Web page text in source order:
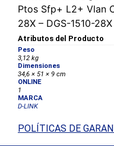
Ptos Sfp+ L2+ Vlan
28X – DGS-1510-28X
Atributos del Producto
Peso
3,12 kg
Dimensiones
34,6 × 51 × 9 cm
ONLINE
1
MARCA
D-LINK
POLÍTICAS DE